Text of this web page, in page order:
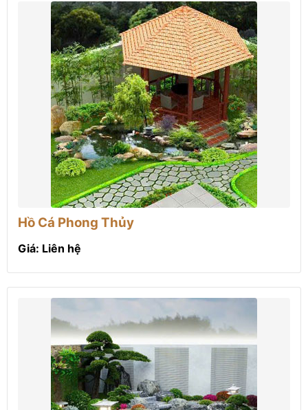
Hồ Cá Phong Thủy
Giá: Liên hệ